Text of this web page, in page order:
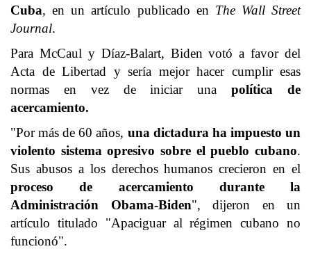
Cuba, en un artículo publicado en The Wall Street
Journal.
Para McCaul y Díaz-Balart, Biden votó a favor del
Acta de Libertad y sería mejor hacer cumplir esas
normas en vez de iniciar unapolítica de
acercamiento.
"Por más de 60 años, una dictadura ha impuesto un
violento sistema opresivo sobre el pueblo cubano.
Sus abusos a los derechos humanos crecieron en el
proceso de acercamiento durante la
Administración Obama-Biden", dijeron en un
artículo titulado "Apaciguar al régimen cubano no
funcionó".